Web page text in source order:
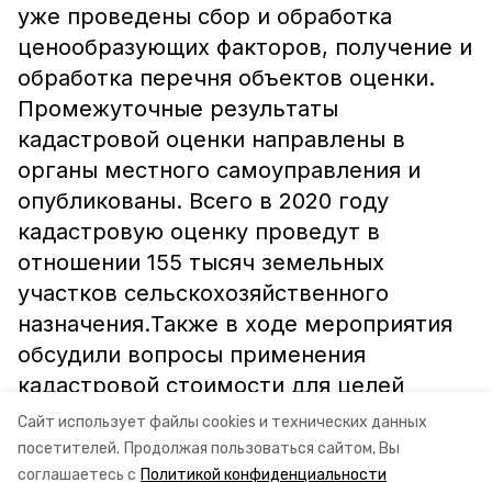
Сайт использует файлы cookies и технических данных
посетителей. Продолжая пользоваться сайтом, Вы
соглашаетесь с Политикой конфиденциальности
уже проведены сбор и обработка
ценообразующих факторов, получение и
обработка перечня объектов оценки.
Промежуточные результаты
кадастровой оценки направлены в
органы местного самоуправления и
опубликованы. Всего в 2020 году
кадастровую оценку проведут в
отношении 155 тысяч земельных
участков сельскохозяйственного
назначения.Также в ходе мероприятия
обсудили вопросы применения
кадастровой стоимости для целей
налогообложения.Информация и фото:
минимущества СК